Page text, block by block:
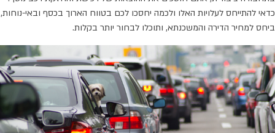
כדאי להתייחס לעלויות האלו ולכמה יחסכו לכם בטווח הארוך בכסף ובאי-נוחות,
ביחס למחיר הדירה והמשכנתא, ותוכלו לבחור יותר בקלות.